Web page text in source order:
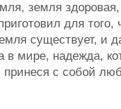
земля
для
существует, и
в мире, надежда,
с собой